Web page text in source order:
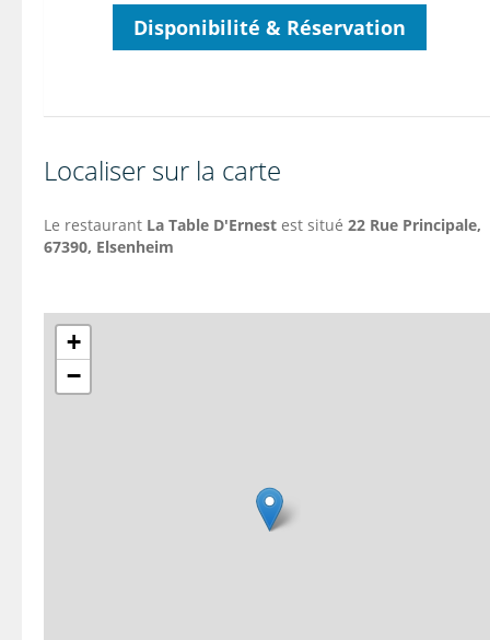
Disponibilité & Réservation
Localiser sur la carte
Le restaurant La Table D'Ernest est situé 22 Rue Principale,
67390, Elsenheim
+
−